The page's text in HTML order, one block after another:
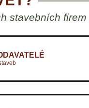
stavebních firem